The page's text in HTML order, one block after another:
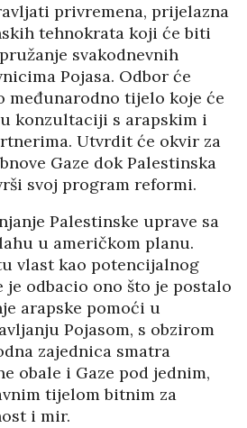
privremena, prijelazna
tehnokrata koji će biti
svakodnevnih
Pojasa. Odbor će
međunarodno tijelo koje će
konzultaciji s arapskim i
Utvrdit će okvir za
Gaze dok Palestinska
svoj program reformi.
Palestinske uprave sa
u američkom planu.
vlast kao potencijalnog
je odbacio ono što je postalo
arapske pomoći u
Pojasom, s obzirom
zajednica smatra
obale i Gaze pod jednim,
tijelom bitnim za
i mir.